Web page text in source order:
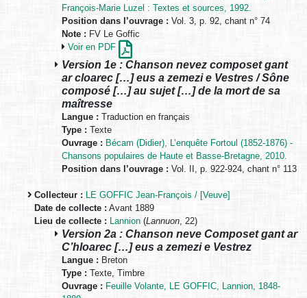
François-Marie Luzel : Textes et sources, 1992.
Position dans l’ouvrage : Vol. 3, p. 92, chant n° 74
Note : FV Le Goffic
Voir en PDF
Version 1e : Chanson nevez composet gant
ar cloarec […] eus a zemezi e Vestres / Sône
composé […] au sujet […] de la mort de sa
maîtresse
Langue : Traduction en français
Type : Texte
Ouvrage : Bécam (Didier), L’enquête Fortoul (1852-1876) -
Chansons populaires de Haute et Basse-Bretagne, 2010.
Position dans l’ouvrage : Vol. II, p. 922-924, chant n° 113
Collecteur : LE GOFFIC Jean-François / [Veuve]
Date de collecte : Avant 1889
Lieu de collecte : Lannion (Lannuon , 22)
Version 2a : Chanson neve Composet gant ar
C’hloarec […] eus a zemezi e Vestrez
Langue : Breton
Type : Texte, Timbre
Ouvrage : Feuille Volante, LE GOFFIC, Lannion, 1848-